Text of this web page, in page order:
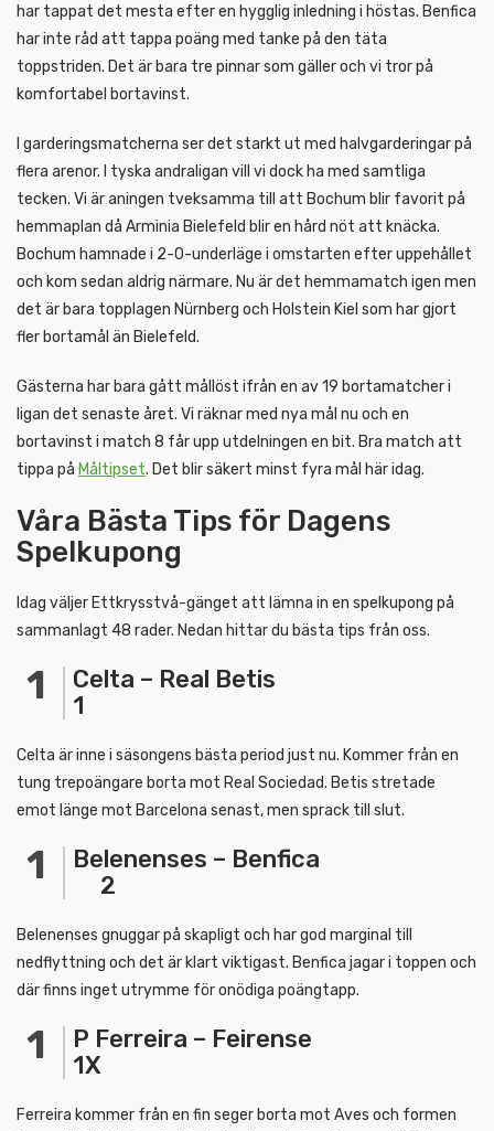
har tappat det mesta efter en hygglig inledning i höstas. Benfica
har inte råd att tappa poäng med tanke på den täta
toppstriden. Det är bara tre pinnar som gäller och vi tror på
komfortabel bortavinst.
I garderingsmatcherna ser det starkt ut med halvgarderingar på
flera arenor. I tyska andraligan vill vi dock ha med samtliga
tecken. Vi är aningen tveksamma till att Bochum blir favorit på
hemmaplan då Arminia Bielefeld blir en hård nöt att knäcka.
Bochum hamnade i 2-0-underläge i omstarten efter uppehållet
och kom sedan aldrig närmare. Nu är det hemmamatch igen men
det är bara topplagen Nürnberg och Holstein Kiel som har gjort
fler bortamål än Bielefeld.
Gästerna har bara gått mållöst ifrån en av 19 bortamatcher i
ligan det senaste året. Vi räknar med nya mål nu och en
bortavinst i match 8 får upp utdelningen en bit. Bra match att
tippa på Måltipset. Det blir säkert minst fyra mål här idag.
Våra Bästa Tips för Dagens
Spelkupong
Idag väljer Ettkrysstvå-gänget att lämna in en spelkupong på
sammanlagt 48 rader. Nedan hittar du bästa tips från oss.
Celta – Real Betis
1
Celta är inne i säsongens bästa period just nu. Kommer från en
tung trepoängare borta mot Real Sociedad. Betis stretade
emot länge mot Barcelona senast, men sprack till slut.
Belenenses – Benfica
2
Belenenses gnuggar på skapligt och har god marginal till
nedflyttning och det är klart viktigast. Benfica jagar i toppen och
där finns inget utrymme för onödiga poängtapp.
P Ferreira – Feirense
1X
Ferreira kommer från en fin seger borta mot Aves och formen